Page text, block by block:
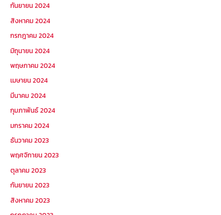
กันยายน 2024
สิงหาคม 2024
กรกฎาคม 2024
มิถุนายน 2024
พฤษภาคม 2024
เมษายน 2024
มีนาคม 2024
กุมภาพันธ์ 2024
มกราคม 2024
ธันวาคม 2023
พฤศจิกายน 2023
ตุลาคม 2023
กันยายน 2023
สิงหาคม 2023